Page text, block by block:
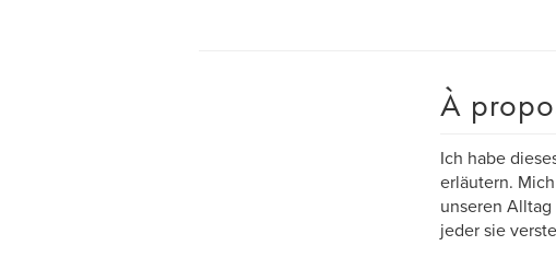
À
Ich habe
erläutern.
unseren
jeder sie